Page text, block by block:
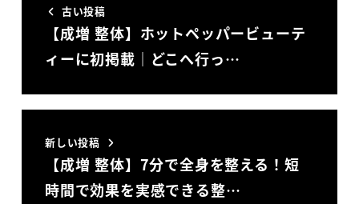
古い投稿
【成増 整体】ホットペッパービューテ
ィーに初掲載｜どこへ行っ…
新しい投稿
【成増 整体】7分で全身を整える！短
時間で効果を実感できる整…